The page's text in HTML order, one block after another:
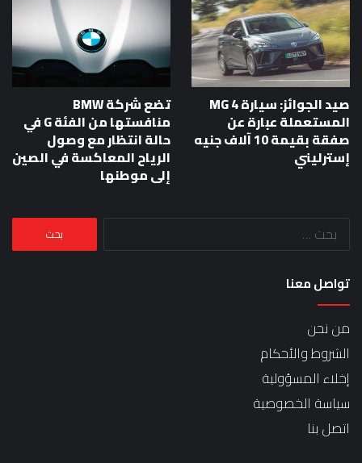
صيد الجوائز: سيارة MG 4
المستعملة عبارة عن
صفقة بقيمة 10 آلاف جنيه
إسترليني
تضع شركة BMW
منافستها من الفئة G في
حالة انتظار مع وصول
الرياح المعاكسة في الصين
إلى موطنها
البحث
تواصل معنا
من نحن
الشروط والأحكام
إخلاء المسؤولية
سياسة الخصوصية
اتصل بنا